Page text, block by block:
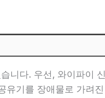
니다. 우선, 와이파이 신
유기를 장애물로 가려진